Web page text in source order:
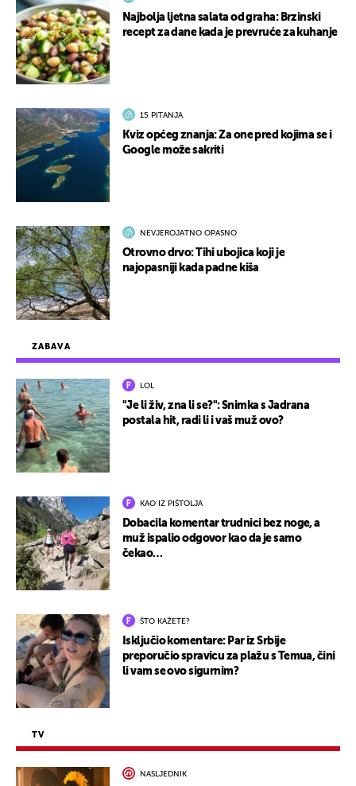
ZABAVA
LOL
"Je li živ, zna li se?": Snimka s Jadrana
postala hit, radi li i vaš muž ovo?
KAO IZ PIŠTOLJA
Dobacila komentar trudnici bez noge, a
muž ispalio odgovor kao da je samo
čekao…
ŠTO KAŽETE?
Isključio komentare: Par iz Srbije
preporučio spravicu za plažu s Temua, čini
li vam se ovo sigurnim?
TV
NASLJEDNIK
Najbolja ljetna salata od graha: Brzinski
recept za dane kada je prevruće za kuhanje
15 PITANJA
Kviz općeg znanja: Za one pred kojima se i
Google može sakriti
NEVJEROJATNO OPASNO
Otrovno drvo: Tihi ubojica koji je
najopasniji kada padne kiša